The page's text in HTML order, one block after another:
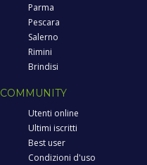
Parma
Pescara
Salerno
Rimini
Brindisi
COMMUNITY
Utenti online
Ultimi iscritti
Best user
Condizioni d'uso